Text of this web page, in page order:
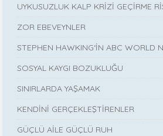
UYKUSUZLUK KALP KRİZİ GEÇİRME
ZOR EBEVEYNLER
STEPHEN HAWKING‘İN ABC WORLD
SOSYAL KAYGI BOZUKLUĞU
SINIRLARDA YAŞAMAK
KENDİNİ GERÇEKLEŞTİRENLER
GÜÇLÜ AİLE GÜÇLÜ RUH